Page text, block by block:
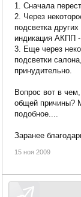
1. Сначала
2. Через
подсветка
индикация АКПП
3. Еще через
подсветки
принудительно.
Вопрос вот в
общей причины?
подобное....
Заранее
15 ноя 2009